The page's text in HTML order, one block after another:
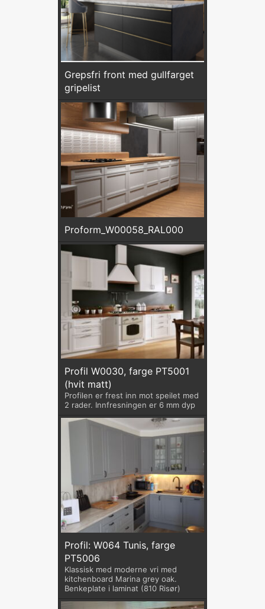
Grepsfri front med gullfarget
gripelist
Proform_W00058_RAL000
Profil W0030, farge PT5001
(hvit matt)
Profilen er frest inn mot speilet med
2 rader. Innfresningen er 6 mm dyp
Profil: W064 Tunis, farge
PT5006
Klassisk med moderne vri med
kitchenboard Marina grey oak.
Benkeplate i laminat (810 Risør)